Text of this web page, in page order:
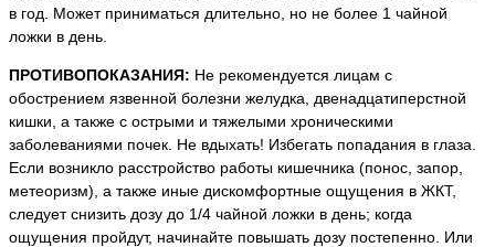
в год. Может приниматься длительно, но не более 1 чайной
ложки в день.
ПРОТИВОПОКАЗАНИЯ: Не рекомендуется лицам с
обострением язвенной болезни желудка, двенадцатиперстной
кишки, а также с острыми и тяжелыми хроническими
заболеваниями почек. Не вдыхать! Избегать попадания в глаза.
Если возникло расстройство работы кишечника (понос, запор,
метеоризм), а также иные дискомфортные ощущения в ЖКТ,
следует снизить дозу до 1/4 чайной ложки в день; когда
ощущения пройдут, начинайте повышать дозу постепенно. Или